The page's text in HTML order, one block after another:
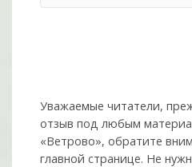
Уважаемые читатели,
отзыв под любым
«Ветрово», обратите
главной странице. Не